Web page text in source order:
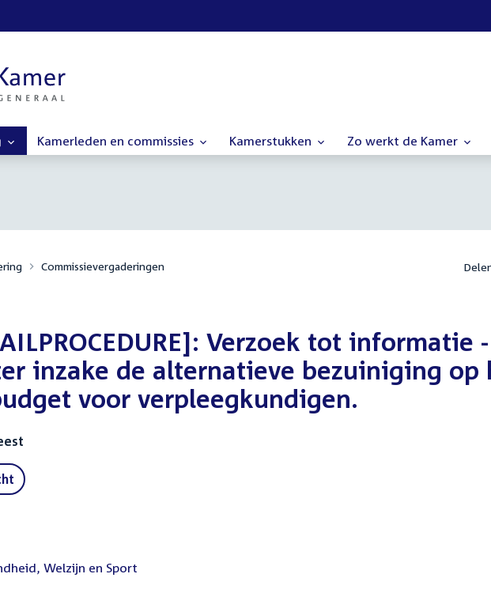
Kamerleden en commissies Kamerstukken Zo werkt de Kamer
Commissievergaderingen
Verzoek tot informatie -
inzake de alternatieve bezuiniging op
voor verpleegkundigen.
Welzijn en Sport